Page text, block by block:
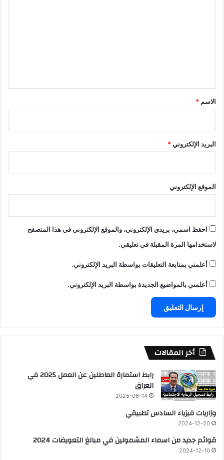
*
الاسم *
البريد الإلكتروني*
الموقع الإلكتروني
احفظ اسمي، بريدي الإلكتروني، والموقع الإلكتروني في هذا المتصفح
لاستخدامها المرة المقبلة في تعليقي.
أعلمني بمتابعة التعليقات بواسطة البريد الإلكتروني.
أعلمني بالمواضيع الجديدة بواسطة البريد الإلكتروني.
أخر المقالات
رابط استمارة العاطلين عن العمل 2025 في
العراق
2025-06-14
وزاريات فيزياء السادس تطبيقي
2024-12-20
قوائم جديد من اسماء المشمولين في مبالغ التعويضات 2024
2024-12-10